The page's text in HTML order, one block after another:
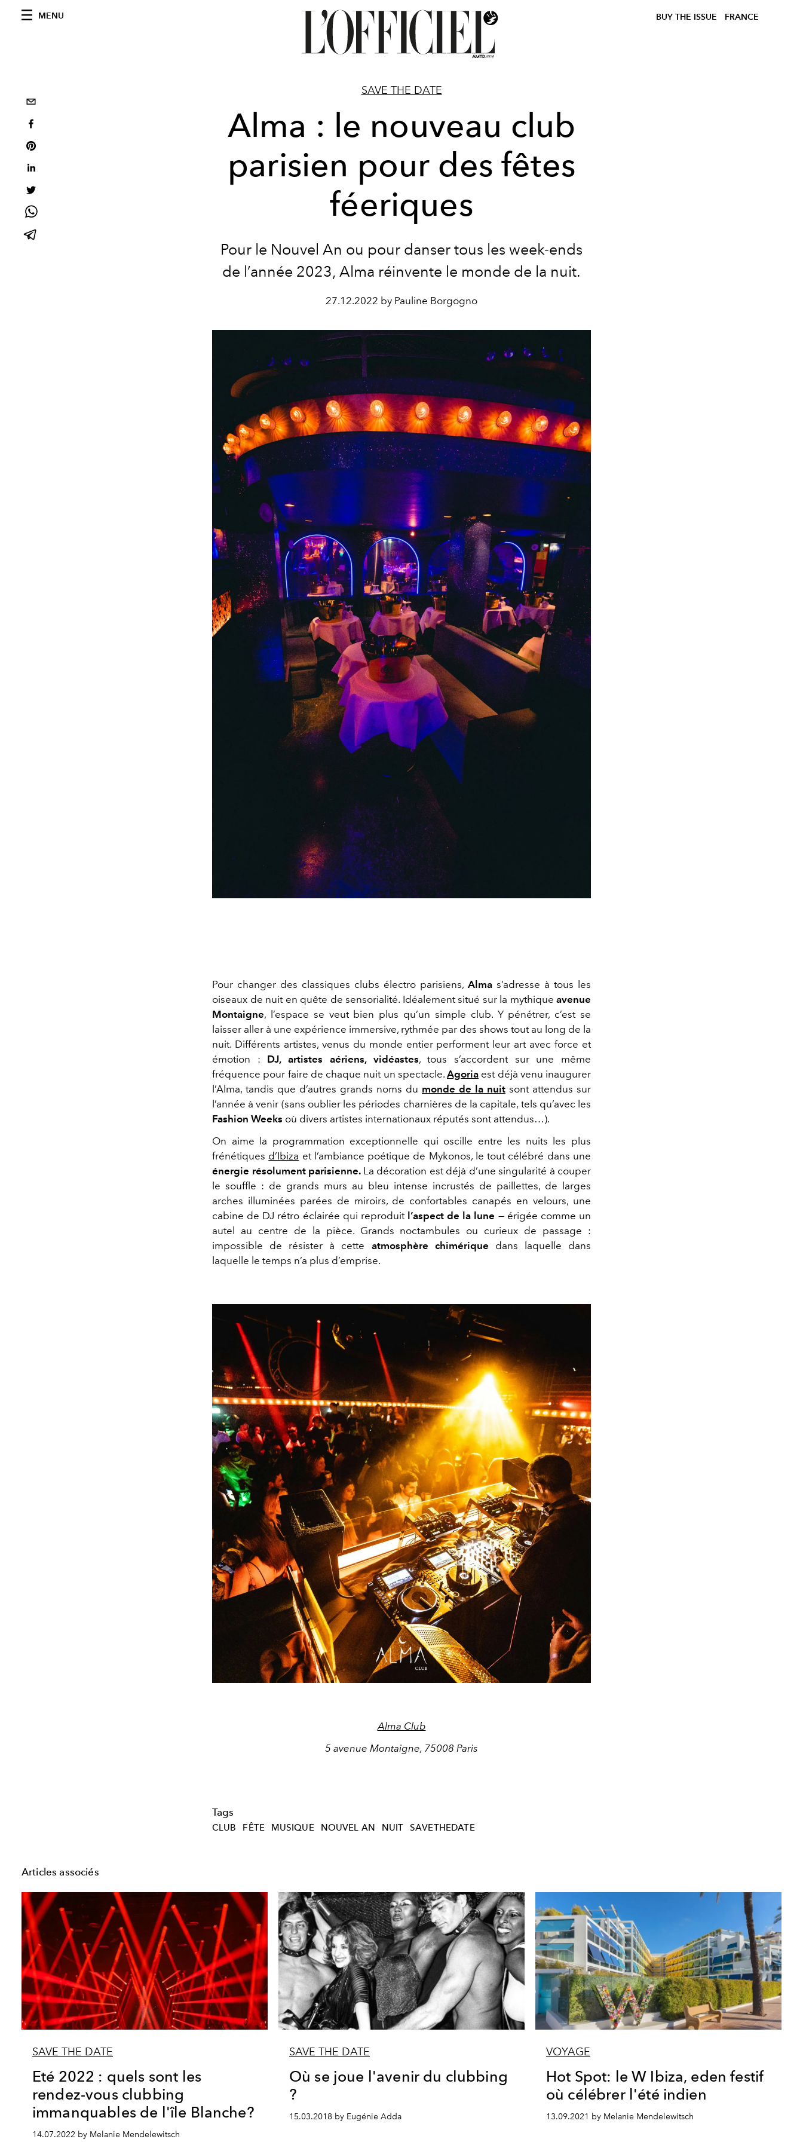
MENU BUY THE ISSUE FRANCE
SAVE THE DATE
Alma : le nouveau club
parisien pour des fêtes
féeriques
Pour le Nouvel An ou pour danser tous les week-ends
de l’année 2023, Alma réinvente le monde de la nuit.
27.12.2022 by Pauline Borgogno
Pour changer des classiques clubs électro parisiens, Alma s’adresse à tous les
oiseaux de nuit en quête de sensorialité. Idéalement situé sur la mythique avenue
Montaigne, l’espace se veut bien plus qu’un simple club. Y pénétrer, c’est se
laisser aller à une expérience immersive, rythmée par des shows tout au long de la
nuit. Différents artistes, venus du monde entier performent leur art avec force et
émotion : DJ, artistes aériens, vidéastes, tous s’accordent sur une même
fréquence pour faire de chaque nuit un spectacle. Agoria est déjà venu inaugurer
l’Alma, tandis que d’autres grands noms du monde de la nuit sont attendus sur
l’année à venir (sans oublier les périodes charnières de la capitale, tels qu’avec les
Fashion Weeks où divers artistes internationaux réputés sont attendus…).
On aime la programmation exceptionnelle qui oscille entre les nuits les plus
frénétiques d’Ibiza et l’ambiance poétique de Mykonos, le tout célébré dans une
énergie résolument parisienne. La décoration est déjà d’une singularité à couper
le souffle : de grands murs au bleu intense incrustés de paillettes, de larges
arches illuminées parées de miroirs, de confortables canapés en velours, une
cabine de DJ rétro éclairée qui reproduit l’aspect de la lune — érigée comme un
autel au centre de la pièce. Grands noctambules ou curieux de passage :
impossible de résister à cette atmosphère chimérique dans laquelle dans
laquelle le temps n’a plus d’emprise.
Alma Club
5 avenue Montaigne, 75008 Paris
Tags
CLUB FÊTE MUSIQUE NOUVEL AN NUIT SAVETHEDATE
Articles associés
SAVE THE DATE
Eté 2022 : quels sont les
rendez-vous clubbing
immanquables de l'île Blanche?
14.07.2022 by Melanie Mendelewitsch
SAVE THE DATE
Où se joue l'avenir du clubbing
?
15.03.2018 by Eugénie Adda
VOYAGE
Hot Spot: le W Ibiza, eden festif
où célébrer l'été indien
13.09.2021 by Melanie Mendelewitsch